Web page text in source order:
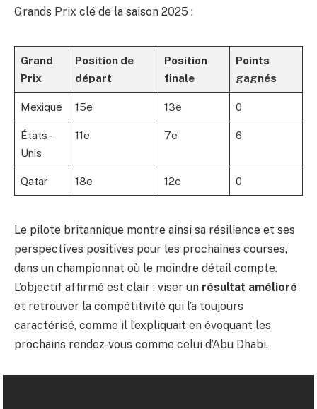
Grands Prix clé de la saison 2025 :
Grand
Prix
Position de
départ
Position
finale
Points
gagnés
Mexique 15e 13e 0
États-
Unis
11e 7e 6
Qatar 18e 12e 0
Le pilote britannique montre ainsi sa résilience et ses
perspectives positives pour les prochaines courses,
dans un championnat où le moindre détail compte.
L’objectif affirmé est clair : viser un résultat amélioré
et retrouver la compétitivité qui l’a toujours
caractérisé, comme il l’expliquait en évoquant les
prochains rendez-vous comme celui d’Abu Dhabi.